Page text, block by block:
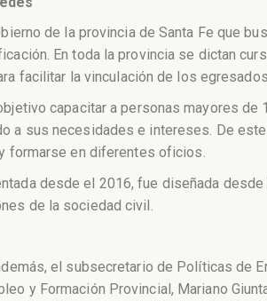
de la provincia de Santa Fe que
En toda la provincia se dictan
facilitar la vinculación de los
capacitar a personas mayores
a sus necesidades e intereses. De
formarse en diferentes oficios.
desde el 2016, fue diseñada
de la sociedad civil.
el subsecretario de Políticas de
y Formación Provincial, Mariano